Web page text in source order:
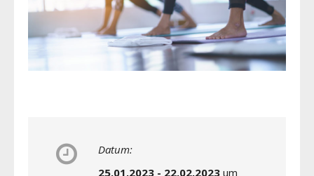
Datum:
25.01.2023 - 22.02.2023 um